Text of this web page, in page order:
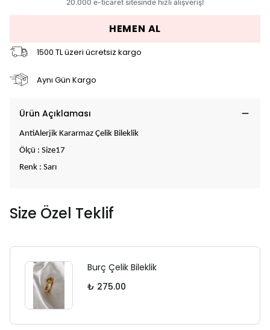
HEMEN AL
1500 TL üzeri ücretsiz kargo
Aynı Gün Kargo
Ürün Açıklaması
AntiAlerjik Kararmaz Çelik Bileklik
Ölçü : Size17
Renk : Sarı
Size Özel Teklif
Burç Çelik Bileklik
₺ 275.00